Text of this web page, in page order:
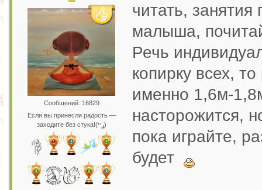
Сообщений: 16829
Если вы принесли радость —
заходите без стука!(ړײ)
читать,
малыша,
Речь
копирку всех,
именно 1,6м-
насторожится,
пока играйте,
будет